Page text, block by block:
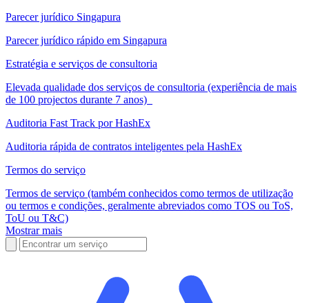
Parecer jurídico Singapura
Parecer jurídico rápido em Singapura
Estratégia e serviços de consultoria
Elevada qualidade dos serviços de consultoria (experiência de mais
de 100 projectos durante 7 anos)
Auditoria Fast Track por HashEx
Auditoria rápida de contratos inteligentes pela HashEx
Termos do serviço
Termos de serviço (também conhecidos como termos de utilização
ou termos e condições, geralmente abreviados como TOS ou ToS,
ToU ou T&C)
Mostrar mais